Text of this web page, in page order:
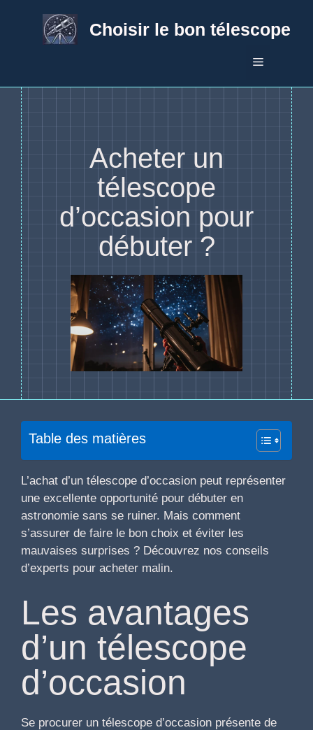
Choisir le bon télescope
Menu
Acheter un
télescope
d’occasion pour
débuter ?
Table des matières
L’achat d’un télescope d’occasion peut représenter
une excellente opportunité pour débuter en
astronomie sans se ruiner. Mais comment
s’assurer de faire le bon choix et éviter les
mauvaises surprises ? Découvrez nos conseils
d’experts pour acheter malin.
Les avantages
d’un télescope
d’occasion
Se procurer un télescope d’occasion présente de